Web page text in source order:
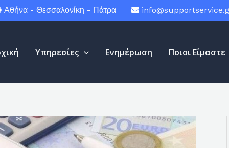
Αθήνα - Θεσσαλονίκη - Πάτρα
Υπηρεσίες Ενημέρωση Ποιοι Είμαστε